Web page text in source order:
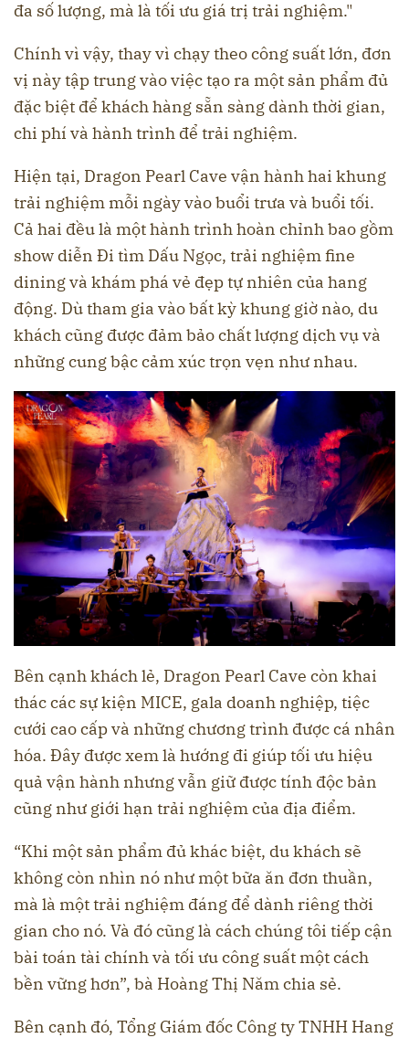
đa số lượng, mà là tối ưu giá trị trải nghiệm."
Chính vì vậy, thay vì chạy theo công suất lớn, đơn
vị này tập trung vào việc tạo ra một sản phẩm đủ
đặc biệt để khách hàng sẵn sàng dành thời gian,
chi phí và hành trình để trải nghiệm.
Hiện tại, Dragon Pearl Cave vận hành hai khung
trải nghiệm mỗi ngày vào buổi trưa và buổi tối.
Cả hai đều là một hành trình hoàn chỉnh bao gồm
show diễn Đi tìm Dấu Ngọc, trải nghiệm fine
dining và khám phá vẻ đẹp tự nhiên của hang
động. Dù tham gia vào bất kỳ khung giờ nào, du
khách cũng được đảm bảo chất lượng dịch vụ và
những cung bậc cảm xúc trọn vẹn như nhau.
Bên cạnh khách lẻ, Dragon Pearl Cave còn khai
thác các sự kiện MICE, gala doanh nghiệp, tiệc
cưới cao cấp và những chương trình được cá nhân
hóa. Đây được xem là hướng đi giúp tối ưu hiệu
quả vận hành nhưng vẫn giữ được tính độc bản
cũng như giới hạn trải nghiệm của địa điểm.
“Khi một sản phẩm đủ khác biệt, du khách sẽ
không còn nhìn nó như một bữa ăn đơn thuần,
mà là một trải nghiệm đáng để dành riêng thời
gian cho nó. Và đó cũng là cách chúng tôi tiếp cận
bài toán tài chính và tối ưu công suất một cách
bền vững hơn”, bà Hoàng Thị Năm chia sẻ.
Bên cạnh đó, Tổng Giám đốc Công ty TNHH Hang